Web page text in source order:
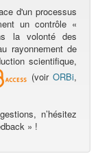
d'un processus
un contrôle «
la volonté des
rayonnement de
scientifique,
(voirORBi,
n’hésitez
» !